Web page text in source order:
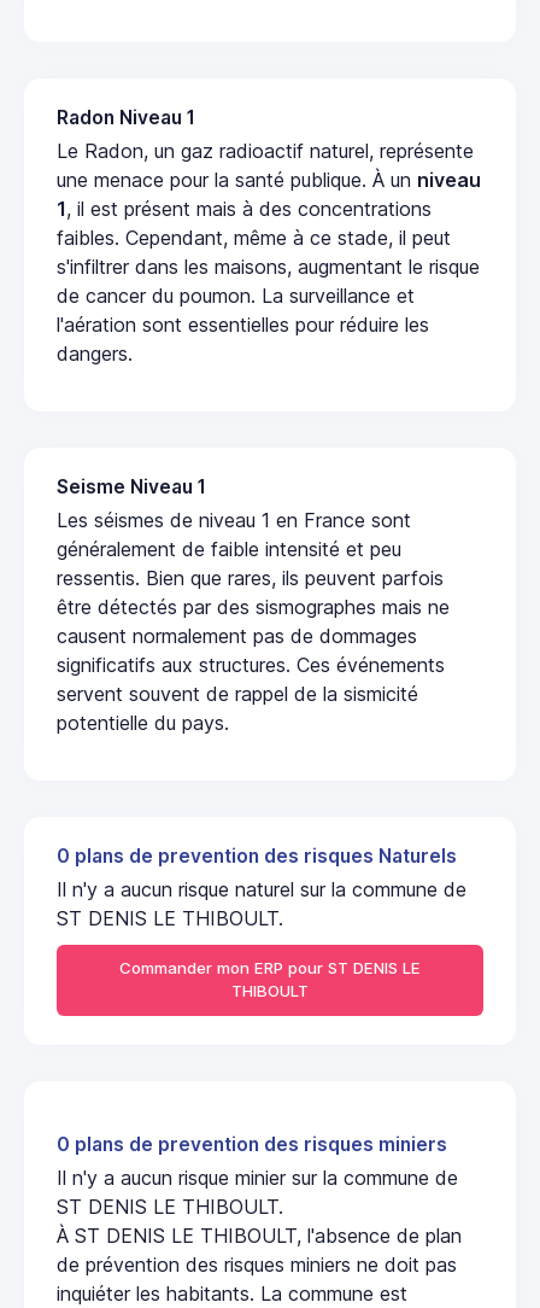
Radon Niveau 1
Le Radon, un gaz radioactif naturel, représente
une menace pour la santé publique. À un niveau
1, il est présent mais à des concentrations
faibles. Cependant, même à ce stade, il peut
s'infiltrer dans les maisons, augmentant le risque
de cancer du poumon. La surveillance et
l'aération sont essentielles pour réduire les
dangers.
Seisme Niveau 1
Les séismes de niveau 1 en France sont
généralement de faible intensité et peu
ressentis. Bien que rares, ils peuvent parfois
être détectés par des sismographes mais ne
causent normalement pas de dommages
significatifs aux structures. Ces événements
servent souvent de rappel de la sismicité
potentielle du pays.
0 plans de prevention des risques Naturels
Il n'y a aucun risque naturel sur la commune de
ST DENIS LE THIBOULT.
Commander mon ERP pour ST DENIS LE
THIBOULT
0 plans de prevention des risques miniers
Il n'y a aucun risque minier sur la commune de
ST DENIS LE THIBOULT.
À ST DENIS LE THIBOULT, l'absence de plan
de prévention des risques miniers ne doit pas
inquiéter les habitants. La commune est